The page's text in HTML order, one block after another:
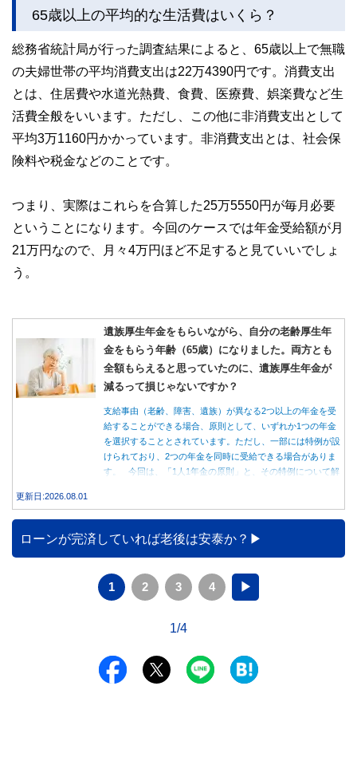
65歳以上の平均的な生活費はいくら？
総務省統計局が行った調査結果によると、65歳以上で無職
の夫婦世帯の平均消費支出は22万4390円です。消費支出
とは、住居費や水道光熱費、食費、医療費、娯楽費など生
活費全般をいいます。ただし、この他に非消費支出として
平均3万1160円かかっています。非消費支出とは、社会保
険料や税金などのことです。
つまり、実際はこれらを合算した25万5550円が毎月必要
ということになります。今回のケースでは年金受給額が月
21万円なので、月々4万円ほど不足すると見ていいでしょ
う。
遺族厚生年金をもらいながら、自分の老齢厚生年
金をもらう年齢（65歳）になりました。両方とも
全額もらえると思っていたのに、遺族厚生年金が
減るって損じゃないですか？
支給事由（老齢、障害、遺族）が異なる2つ以上の年金を受
給することができる場合、原則として、いずれか1つの年金
を選択することとされています。ただし、一部には特例が設
けられており、2つの年金を同時に受給できる場合がありま
す。 今回は、「1人1年金の原則」と、その特例について解
更新日:2026.08.01
ローンが完済していれば老後は安泰か？
1 2 3 4 ▶
1/4